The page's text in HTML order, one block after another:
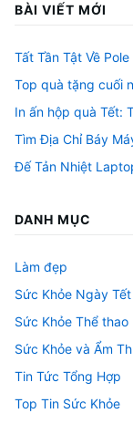
BÀI VIẾT MỚI
Tất Tần Tật Về
Top quà tặng cuối
In ấn hộp quà Tết:
Tìm Địa Chỉ Báy
Đế Tản Nhiệt
DANH MỤC
Làm đẹp
Sức Khỏe Ngày Tết
Sức Khỏe Thể thao
Sức Khỏe và Ẩm
Tin Tức Tổng Hợp
Top Tin Sức Khỏe